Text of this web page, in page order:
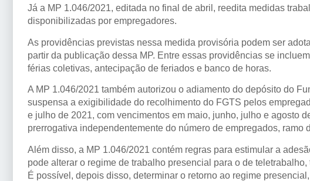
Já a MP 1.046/2021, editada no final de abril, reedita medidas
disponibilizadas por empregadores.
As providências previstas nessa medida provisória podem ser
partir da publicação dessa MP. Entre essas providências se
férias coletivas, antecipação de feriados e banco de horas.
A MP 1.046/2021 também autorizou o adiamento do depósito do
suspensa a exigibilidade do recolhimento do FGTS pelos
e julho de 2021, com vencimentos em maio, junho, julho e agosto
prerrogativa independentemente do número de empregados, ramo
Além disso, a MP 1.046/2021 contém regras para estimular a
pode alterar o regime de trabalho presencial para o de
É possível, depois disso, determinar o retorno ao regime